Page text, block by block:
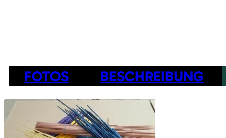
FOTOS BESCHREIBUNG